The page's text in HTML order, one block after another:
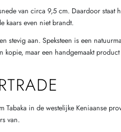
van circa 9,5 cm. Daardoor
kaars even niet brandt.
stevig aan. Speksteen is een
maar een handgemaakt
in de westelijke Keniaanse
van.